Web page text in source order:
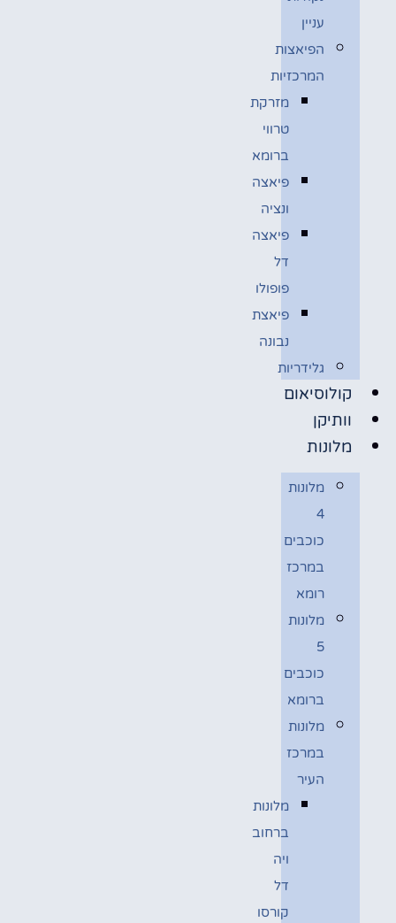
עניין
הפיאצות
המרכזיות
מזרקת
טרווי
ברומא
פיאצה
ונציה
פיאצה
דל
פופולו
פיאצת
נבונה
גלידריות
קולוסיאום
וותיקן
מלונות
מלונות
4
כוכבים
במרכז
רומא
מלונות
5
כוכבים
ברומא
מלונות
במרכז
העיר
מלונות
ברחוב
ויה
דל
קורסו